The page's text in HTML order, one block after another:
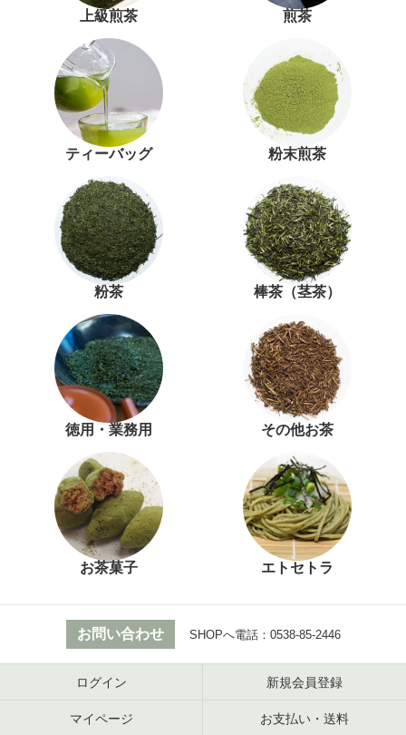
上級煎茶 煎茶
ティーバッグ 粉末煎茶
粉茶 棒茶（茎茶）
徳用・業務用 その他お茶
お茶菓子 エトセトラ
お問い合わせ SHOPへ電話： 0538-85-2446
ログイン 新規会員登録
マイページ お支払い・送料